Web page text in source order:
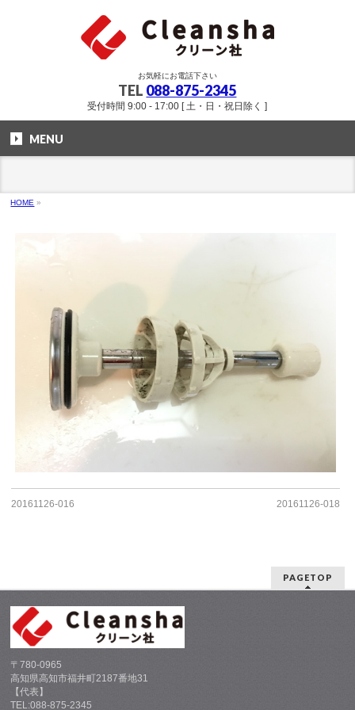
お気軽にお電話下さい
TEL 088-875-2345
受付時間 9:00 - 17:00 [ 土・日・祝日除く ]
MENU
HOME »
20161126-016 20161126-018
PAGETOP
〒780-0965
高知県高知市福井町2187番地31
【代表】
TEL:088-875-2345